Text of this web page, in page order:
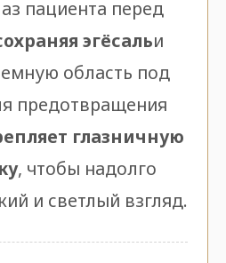
пациента перед
эгёсальи
область под
предотвращения
глазничную
, чтобы надолго
и светлый взгляд.